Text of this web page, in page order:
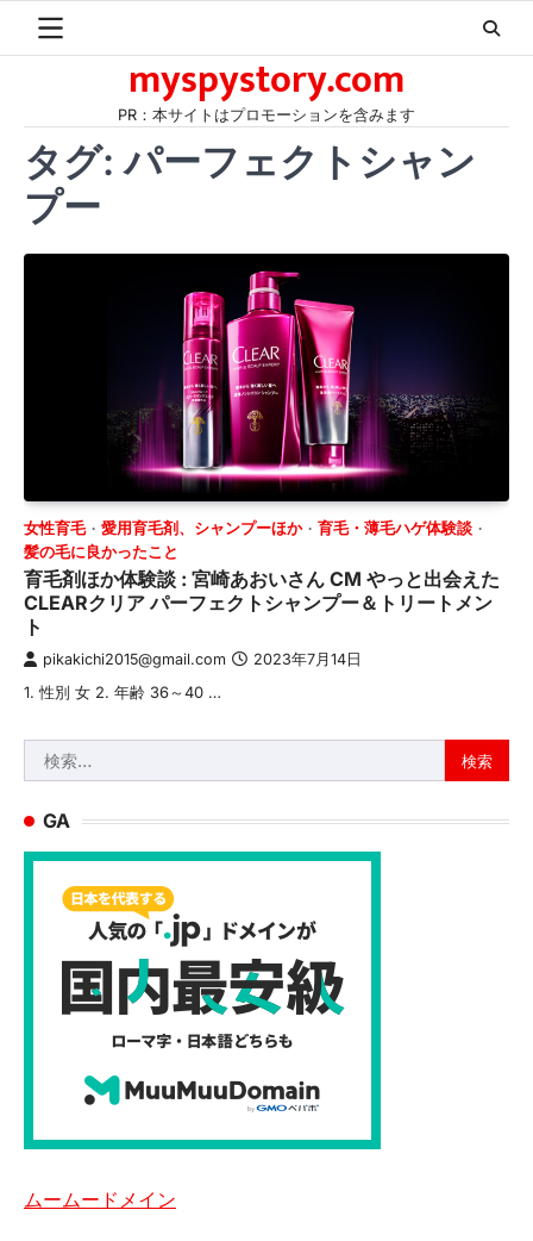
myspystory.com
PR：本サイトはプロモーションを含みます
タグ:パーフェクトシャン
プー
女性育毛 愛用育毛剤、シャンプーほか
育毛・薄毛ハゲ体験談
髪の毛に良かったこと
育毛剤ほか体験談 : 宮崎あおいさん CM やっと出会えた
CLEARクリア パーフェクトシャンプー＆トリートメン
ト
pikakichi2015@gmail.com 2023年7月14日
1. 性別 女 2. 年齢 36～40 …
索:
GA
ムームードメイン